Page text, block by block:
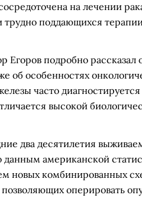
на лечении
трудно поддающихся
Егоров подробно
об особенностях
часто
высокой
два десятилетия
американской
новых комбинированных
оперировать